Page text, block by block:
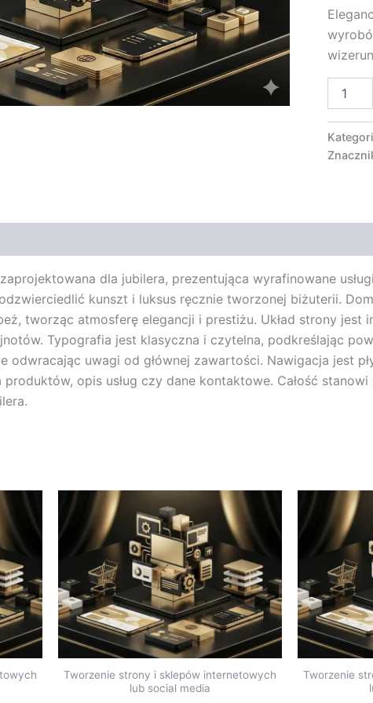
dla jubilera, prezentująca wyrafinowane
kunszt i luksus ręcznie tworzonej biżuterii.
tworząc atmosferę elegancji i prestiżu. Układ strony
Typografia jest klasyczna i czytelna, podkreślając
odwracając uwagi od głównej zawartości. Nawigacja jest
opis usług czy dane kontaktowe. Całość
Tworzenie strony i sklepów internetowych
lub social media
Tworzenie